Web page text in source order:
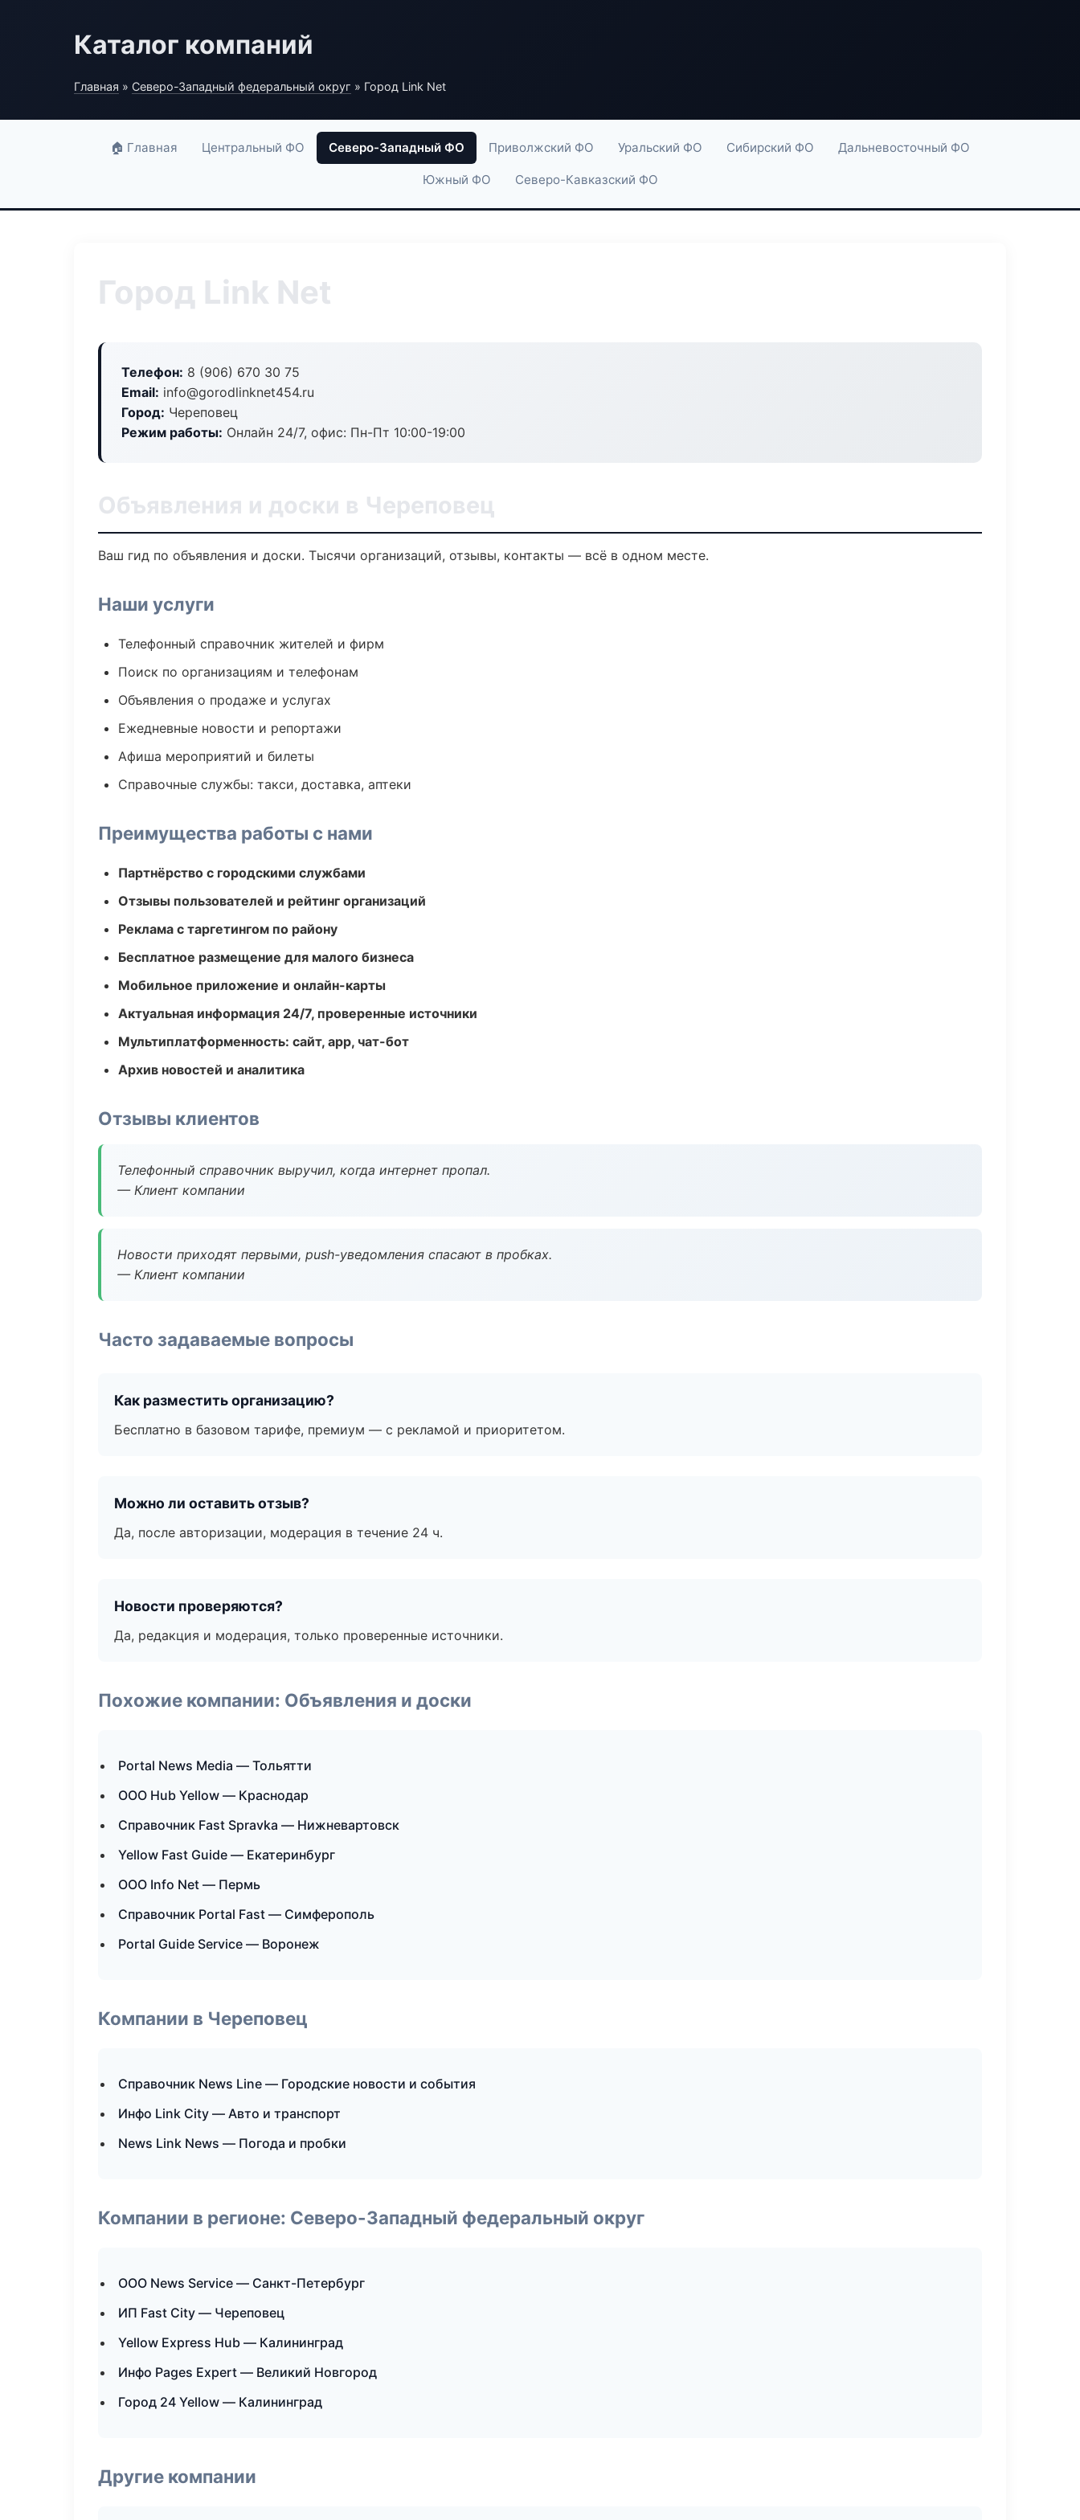
Каталог компаний
Главная » Северо-Западный федеральный округ » Город Link Net
🏠 Главная Центральный ФО Северо-Западный ФО Приволжский ФО Уральский ФО Сибирский ФО Дальневосточный ФО
Южный ФО Северо-Кавказский ФО
Город Link Net
Телефон: 8 (906) 670 30 75
Email: info@gorodlinknet454.ru
Город: Череповец
Режим работы: Онлайн 24/7, офис: Пн-Пт 10:00-19:00
Объявления и доски в Череповец
Ваш гид по объявления и доски. Тысячи организаций, отзывы, контакты — всё в одном месте.
Наши услуги
Телефонный справочник жителей и фирм
Поиск по организациям и телефонам
Объявления о продаже и услугах
Ежедневные новости и репортажи
Афиша мероприятий и билеты
Справочные службы: такси, доставка, аптеки
Преимущества работы с нами
Партнёрство с городскими службами
Отзывы пользователей и рейтинг организаций
Реклама с таргетингом по району
Бесплатное размещение для малого бизнеса
Мобильное приложение и онлайн-карты
Актуальная информация 24/7, проверенные источники
Мультиплатформенность: сайт, app, чат-бот
Архив новостей и аналитика
Отзывы клиентов
Телефонный справочник выручил, когда интернет пропал.
— Клиент компании
Новости приходят первыми, push-уведомления спасают в пробках.
— Клиент компании
Часто задаваемые вопросы
Как разместить организацию?
Бесплатно в базовом тарифе, премиум — с рекламой и приоритетом.
Можно ли оставить отзыв?
Да, после авторизации, модерация в течение 24 ч.
Новости проверяются?
Да, редакция и модерация, только проверенные источники.
Похожие компании: Объявления и доски
Portal News Media — Тольятти
ООО Hub Yellow — Краснодар
Справочник Fast Spravka — Нижневартовск
Yellow Fast Guide — Екатеринбург
ООО Info Net — Пермь
Справочник Portal Fast — Симферополь
Portal Guide Service — Воронеж
Компании в Череповец
Справочник News Line — Городские новости и события
Инфо Link City — Авто и транспорт
News Link News — Погода и пробки
Компании в регионе: Северо-Западный федеральный округ
ООО News Service — Санкт-Петербург
ИП Fast City — Череповец
Yellow Express Hub — Калининград
Инфо Pages Expert — Великий Новгород
Город 24 Yellow — Калининград
Другие компании